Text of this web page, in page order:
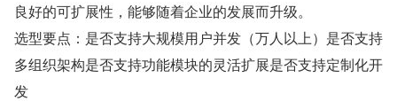
良好的可扩展性，能够随着企业的发展而升级。
选型要点：是否支持大规模用户并发（万人以上）是否支持
多组织架构是否支持功能模块的灵活扩展是否支持定制化开
发